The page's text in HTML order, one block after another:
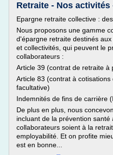
Retraite - Nos activités
Epargne retraite collective :
Nous proposons une gamme
d'épargne retraite destinés
et collectivités, qui peuvent le
collaborateurs :
Article 39 (contrat de retraite à
Article 83 (contrat à
facultative)
Indemnités de fins de carrière
De plus en plus, nous
incluant de la prévention
collaborateurs soient à la
employabilité. Et on profite
est en bonne...